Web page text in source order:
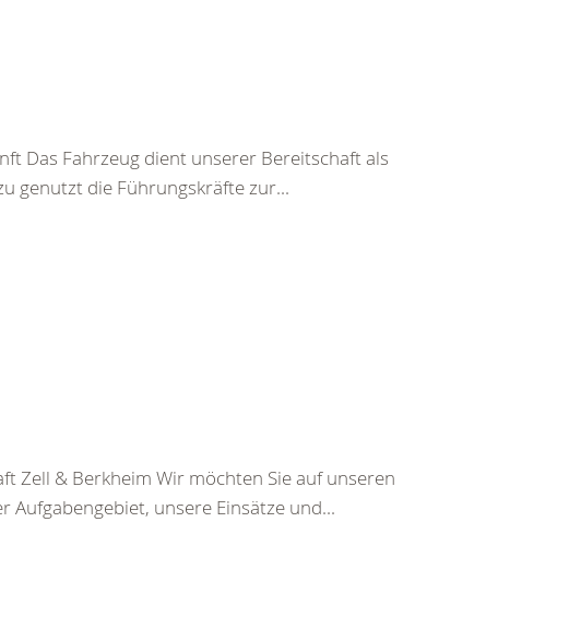
Das Fahrzeug dient unserer Bereitschaft als
genutzt die Führungskräfte zur...
Zell & Berkheim Wir möchten Sie auf unseren
Aufgabengebiet, unsere Einsätze und...